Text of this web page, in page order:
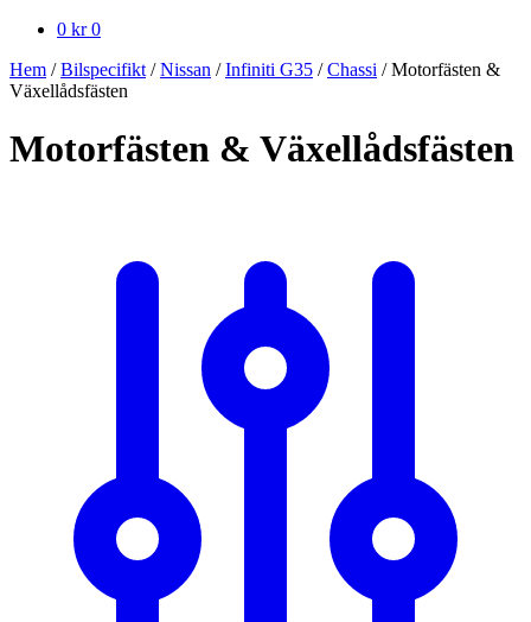
0 kr 0
Hem /Bilspecifikt /Nissan /Infiniti G35 /Chassi /Motorfästen &
Växellådsfästen
Motorfästen & Växellådsfästen